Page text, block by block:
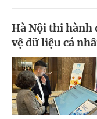
Hà Nội thi hành
vệ dữ liệu cá